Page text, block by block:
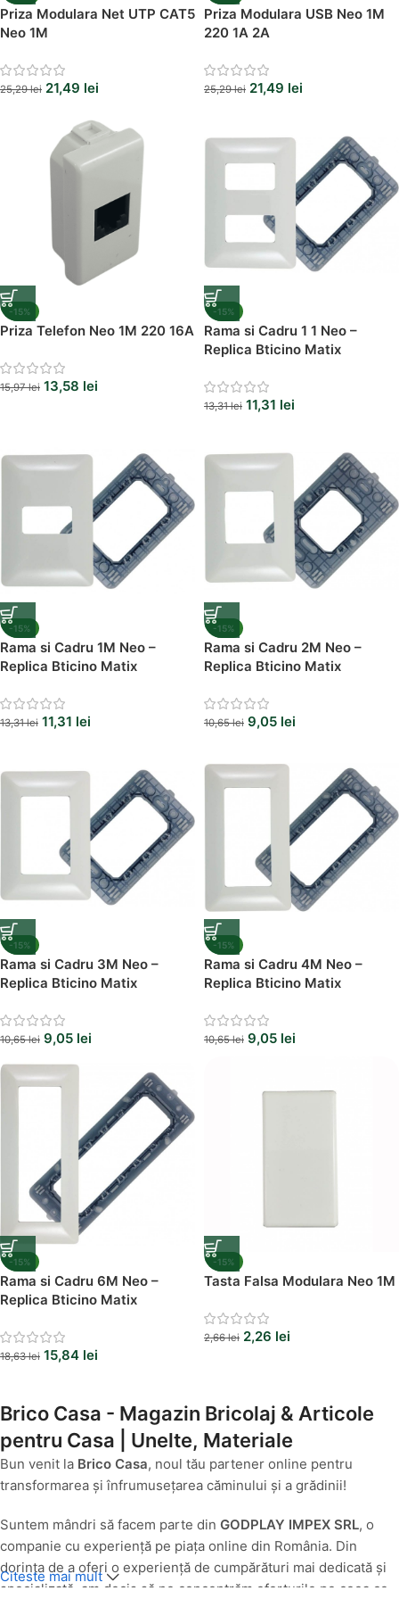
Priza Modulara Net UTP CAT5
Neo 1M
25,29lei 21,49 lei
Priza Modulara USB Neo 1M
220 1A 2A
25,29lei 21,49 lei
-15%
Priza Telefon Neo 1M 220 16A
15,97lei 13,58 lei
-15%
Rama si Cadru 1 1 Neo –
Replica Bticino Matix
13,31lei 11,31 lei
-15%
Rama si Cadru 1M Neo –
Replica Bticino Matix
13,31lei 11,31 lei
-15%
Rama si Cadru 2M Neo –
Replica Bticino Matix
10,65lei 9,05 lei
-15%
Rama si Cadru 3M Neo –
Replica Bticino Matix
10,65lei 9,05 lei
-15%
Rama si Cadru 4M Neo –
Replica Bticino Matix
10,65lei 9,05 lei
-15%
Rama si Cadru 6M Neo –
Replica Bticino Matix
18,63lei 15,84 lei
-15%
Tasta Falsa Modulara Neo 1M
2,66lei 2,26 lei
Brico Casa - Magazin Bricolaj & Articole
pentru Casa | Unelte, Materiale
Bun venit la Brico Casa, noul tău partener online pentru
transformarea și înfrumusețarea căminului și a grădinii!
Suntem mândri să facem parte din GODPLAY IMPEX SRL, o
companie cu experiență pe piața online din România. Din
dorința de a oferi o experiență de cumpărături mai dedicată și
specializată, am decis să ne concentrăm eforturile pe ceea ce
Citeste mai mult